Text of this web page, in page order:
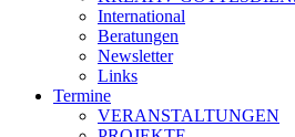
International
Beratungen
Newsletter
Links
Termine
VERANSTALTUNGEN